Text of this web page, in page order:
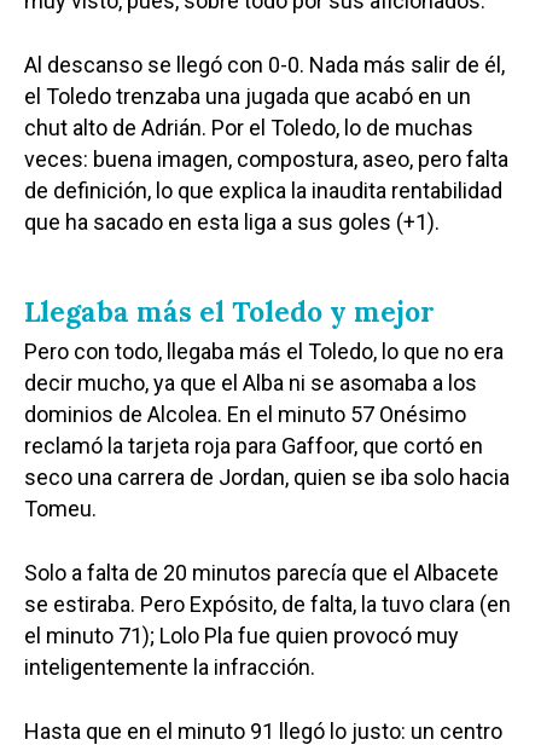
Al descanso se llegó con 0-0. Nada más salir de él,
el Toledo trenzaba una jugada que acabó en un
chut alto de Adrián. Por el Toledo, lo de muchas
veces: buena imagen, compostura, aseo, pero falta
de definición, lo que explica la inaudita rentabilidad
que ha sacado en esta liga a sus goles (+1).
Llegaba más el Toledo y mejor
Pero con todo, llegaba más el Toledo, lo que no era
decir mucho, ya que el Alba ni se asomaba a los
dominios de Alcolea. En el minuto 57 Onésimo
reclamó la tarjeta roja para Gaffoor, que cortó en
seco una carrera de Jordan, quien se iba solo hacia
Tomeu.
Solo a falta de 20 minutos parecía que el Albacete
se estiraba. Pero Expósito, de falta, la tuvo clara (en
el minuto 71); Lolo Pla fue quien provocó muy
inteligentemente la infracción.
Hasta que en el minuto 91 llegó lo justo: un centro